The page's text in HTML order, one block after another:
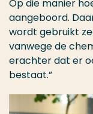
Op die manier
aangeboord.
wordt gebruikt
vanwege de
erachter dat er
bestaat.”